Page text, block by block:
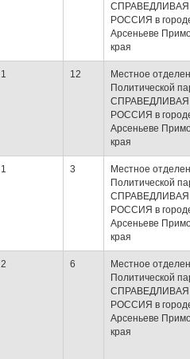
СПРАВЕДЛИВАЯ
РОССИЯ в
Арсеньеве
края
1 12
Местное
Политической
СПРАВЕДЛИВАЯ
РОССИЯ в
Арсеньеве
края
1 3
Местное
Политической
СПРАВЕДЛИВАЯ
РОССИЯ в
Арсеньеве
края
2 6
Местное
Политической
СПРАВЕДЛИВАЯ
РОССИЯ в
Арсеньеве
края